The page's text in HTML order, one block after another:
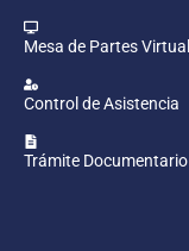
Mesa de Partes Virtual
Control de Asistencia
Trámite Documentario